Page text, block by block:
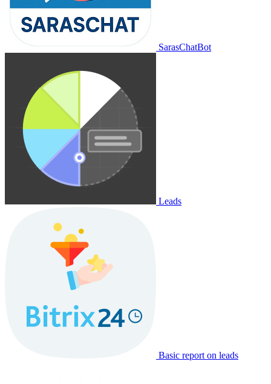
SarasChatBot
Leads
Basic report on leads